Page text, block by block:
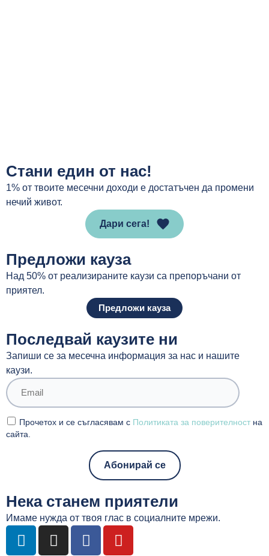
Стани един от нас!
1% от твоите месечни доходи е достатъчен да промени
нечий живот.
Дари сега!
Предложи кауза
Над 50% от реализираните каузи са препоръчани от
приятел.
Предложи кауза
Последвай каузите ни
Запиши се за месечна информация за нас и нашите
каузи.
Прочетох и се съгласявам с Политиката за поверителностна
сайта.
Нека станем приятели
Имаме нужда от твоя глас в социалните мрежи.
L
i
I
n
F
a
Y
o